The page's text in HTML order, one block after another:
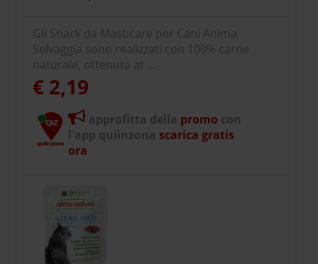
Gli Snack da Masticare per Cani Anima
Selvaggia sono realizzati con 100% carne
naturale, ottenuta at ...
€ 2,19
approfitta della promo con
l'app quiinzona scarica gratis
ora